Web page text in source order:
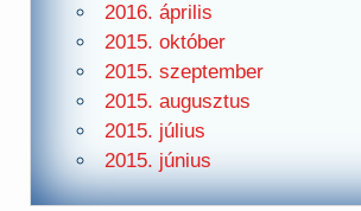
2016. április
2015. október
2015. szeptember
2015. augusztus
2015. július
2015. június